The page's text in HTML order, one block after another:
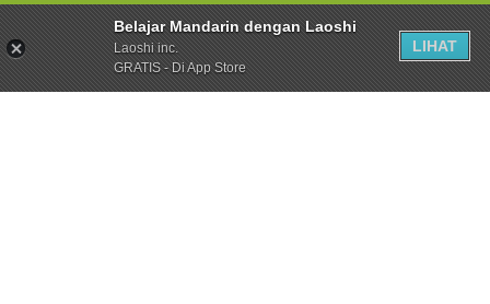
Belajar Mandarin dengan Laoshi
Laoshi inc.
GRATIS - Di App Store
LIHAT